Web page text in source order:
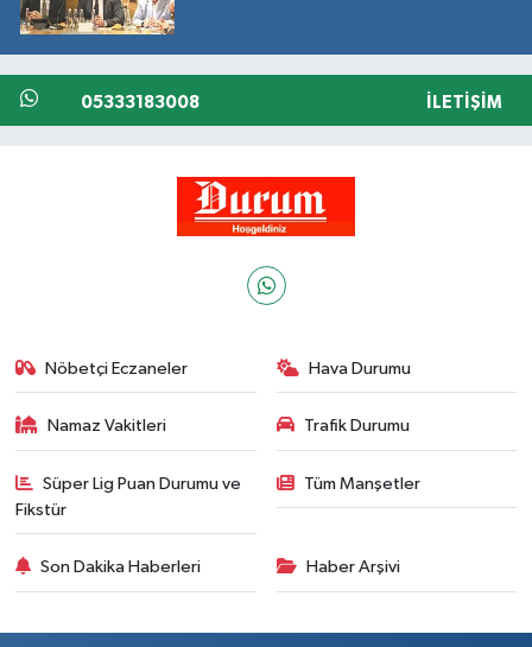
05333183008 İLETIŞIM
Nöbetçi Eczaneler Hava Durumu
Namaz Vakitleri Trafik Durumu
Süper Lig Puan Durumu ve
Fikstür
Tüm Manşetler
Son Dakika Haberleri Haber Arşivi